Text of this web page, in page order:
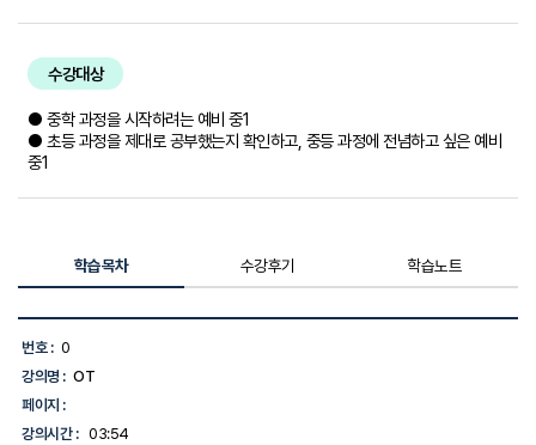
수강대상
● 중학 과정을 시작하려는 예비 중1
● 초등 과정을 제대로 공부했는지 확인하고, 중등 과정에 전념하고 싶은 예비
중1
학습목차 수강후기 학습노트
습
목
차
목
록
번호 : 0
강의명 : OT
페이지 :
강의시간 : 03:54